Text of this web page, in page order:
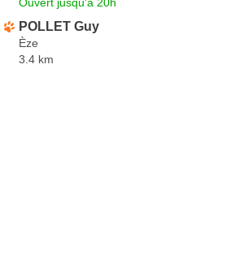
POLLET Guy
Èze
3.4 km